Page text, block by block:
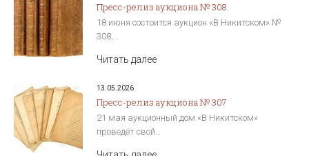
Пресс-релиз аукциона № 308.
18 июня состоится аукцион «В Никитском» №
308,…
Читать далее
13.05.2026
Пресс-релиз аукциона № 307
21 мая аукционный дом «В Никитском»
проведёт свой…